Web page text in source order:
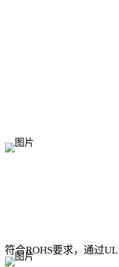
符合ROHS要求，通过